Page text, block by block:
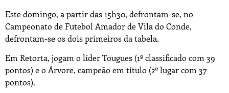
Este domingo, a partir das 15h30, defrontam-se, no
Campeonato de Futebol Amador de Vila do Conde,
defrontam-se os dois primeiros da tabela.
Em Retorta, jogam o líder Tougues (1º classificado com 39
pontos) e o Árvore, campeão em título (2º lugar com 37
pontos).